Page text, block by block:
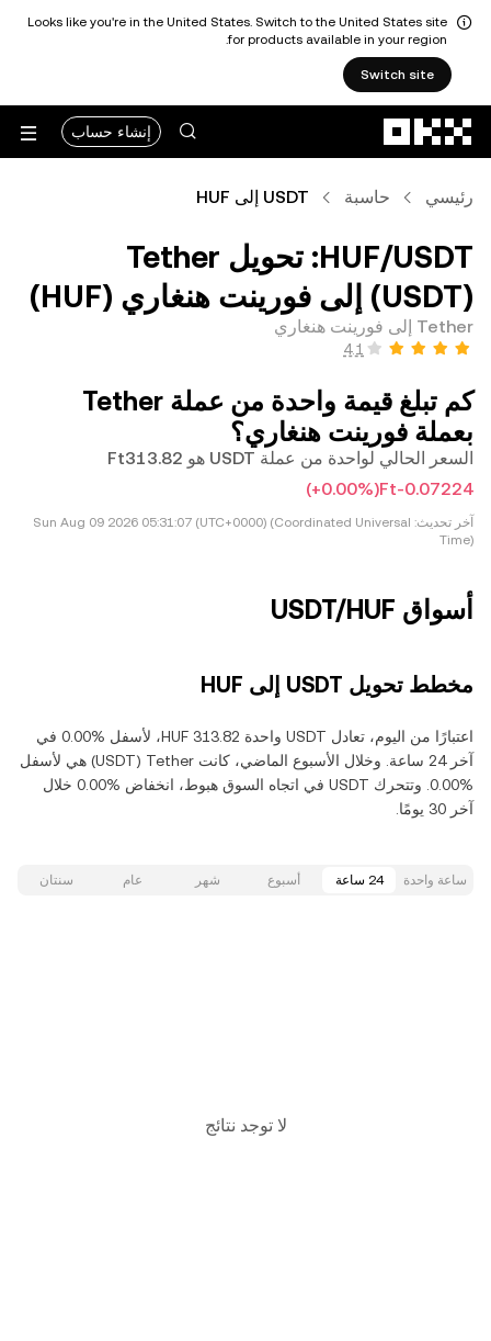
Looks like you're in the United States. Switch to the United States site
for products available in your region.
Switch site
إنشاء حساب
رئيسي حاسبة USDT إلى HUF
‏USDT/‏HUF: تحويل ‏Tether
(‏USDT) إلى ‏فورينت هنغاري (‏HUF)
Tether إلى فورينت هنغاري
كم تبلغ قيمة واحدة من عملة ‏Tether
بعملة ‏فورينت هنغاري؟
السعر الحالي لواحدة من عملة USDT هو ‏‎‏‎313.82‏‏Ft‏
(‏‎+0.00‎%‎‏)
آخر تحديث: Sun Aug 09 2026 05:31:07 (UTC+0000) (Coordinated Universal
Time)
أسواق USDT/HUF
مخطط تحويل USDT إلى HUF
اعتبارًا من اليوم، تعادل USDT واحدة ‏‎‏‎313.82‏‏ HUF‏، لأسفل‏ ‏‎0.00‎%‎‏ في
آخر 24 ساعة. وخلال الأسبوع الماضي، كانت Tether‏ (USDT) هي لأسفل‏
‏‎0.00‎%‎‏. وتتحرك USDT في اتجاه السوق هبوط‏، انخفاض‏ ‏‎0.00‎%‎‏ خلال
آخر 30 يومًا.
ساعة واحدة 24 ساعة أسبوع شهر عام سنتان
لا توجد نتائج